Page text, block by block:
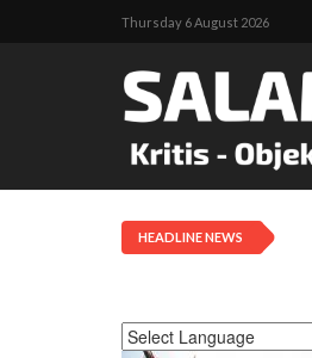
Thursday 6 August 2026
HEADLINE NEWS